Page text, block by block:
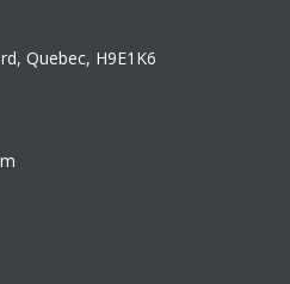
Quebec, H9E1K6